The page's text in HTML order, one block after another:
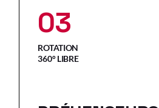
03
ROTATION
360° LIBRE